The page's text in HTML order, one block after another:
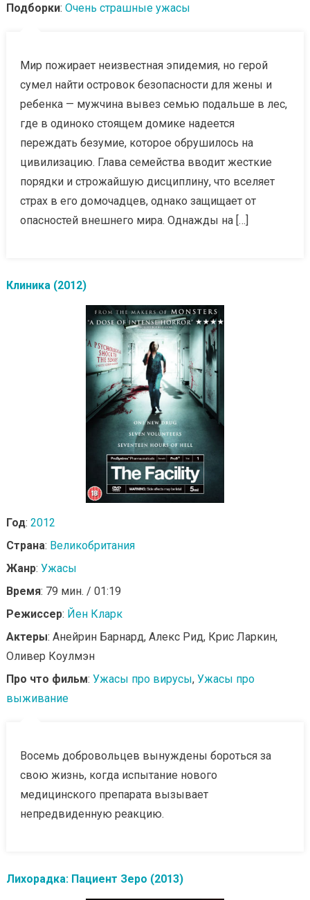
Подборки: Очень страшные ужасы
Мир пожирает неизвестная эпидемия, но герой
сумел найти островок безопасности для жены и
ребенка — мужчина вывез семью подальше в лес,
где в одиноко стоящем домике надеется
переждать безумие, которое обрушилось на
цивилизацию. Глава семейства вводит жесткие
порядки и строжайшую дисциплину, что вселяет
страх в его домочадцев, однако защищает от
опасностей внешнего мира. Однажды на […]
Клиника (2012)
Год: 2012
Страна: Великобритания
Жанр: Ужасы
Время: 79 мин. / 01:19
Режиссер: Йен Кларк
Актеры: Анейрин Барнард, Алекс Рид, Крис Ларкин,
Оливер Коулмэн
Про что фильм: Ужасы про вирусы, Ужасы про
выживание
Восемь добровольцев вынуждены бороться за
свою жизнь, когда испытание нового
медицинского препарата вызывает
непредвиденную реакцию.
Лихорадка: Пациент Зеро (2013)